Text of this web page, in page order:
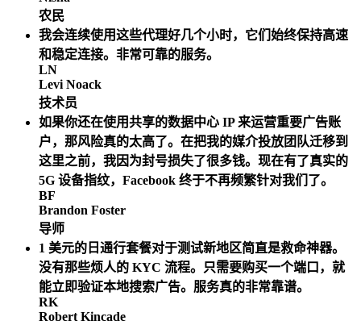
农民
我会连续使用这些代理好几个小时，它们始终保持高速
和稳定连接。非常可靠的服务。
LN
Levi Noack
技术员
如果你还在使用共享的数据中心 IP 来运营重要广告账
户，那风险真的太高了。在把我的媒介投放团队迁移到
这里之前，我因为封号损失了很多钱。现在有了真实的
5G 设备指纹，Facebook 终于不再频繁针对我们了。
BF
Brandon Foster
导师
1 美元的日通行套餐对于测试新地区简直是救命神器。
没有那些烦人的 KYC 流程。只需要购买一个端口，就
能立即验证本地搜索广告。服务真的非常靠谱。
RK
Robert Kincade